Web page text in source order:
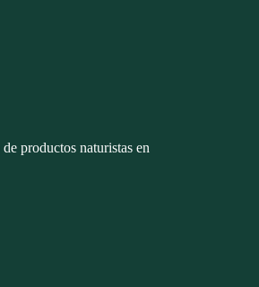
productos naturistas en